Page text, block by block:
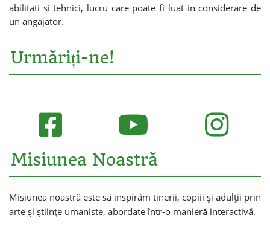
abilitati si tehnici, lucru care poate fi luat in considerare de
un angajator.
Urmăriți-ne!
Misiunea Noastră
Misiunea noastră este să inspirăm tinerii, copiii și adulții prin
arte și științe umaniste, abordate într-o manieră interactivă.